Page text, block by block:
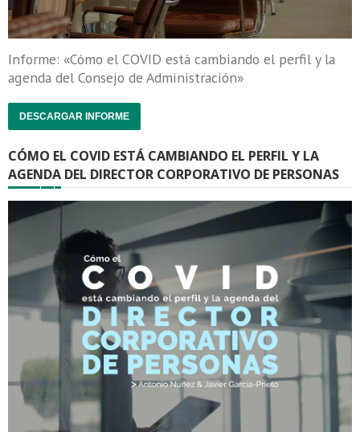
Informe: «Cómo el COVID está cambiando el perfil y la
agenda del Consejo de Administración»
DESCARGAR INFORME
CÓMO EL COVID ESTÁ CAMBIANDO EL PERFIL Y LA
AGENDA DEL DIRECTOR CORPORATIVO DE PERSONAS